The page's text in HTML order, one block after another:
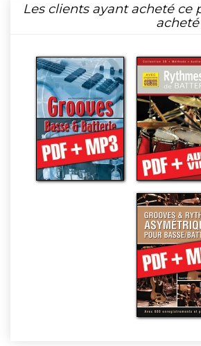
Les clients ayant acheté
acheté